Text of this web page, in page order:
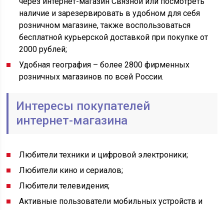
наличие и зарезервировать в удобном для себя
розничном магазине, также воспользоваться
бесплатной курьерской доставкой при покупке от
2000 рублей;
Удобная география – более 2800 фирменных
розничных магазинов по всей России.
Интересы покупателей
интернет-магазина
Любители техники и цифровой электроники;
Любители кино и сериалов;
Любители телевидения;
Активные пользователи мобильных устройств и